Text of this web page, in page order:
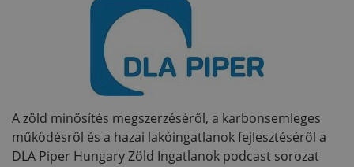
A zöld minősítés megszerzéséről, a karbonsemleges
működésről és a hazai lakóingatlanok fejlesztéséről a
DLA Piper Hungary Zöld Ingatlanok podcast sorozat